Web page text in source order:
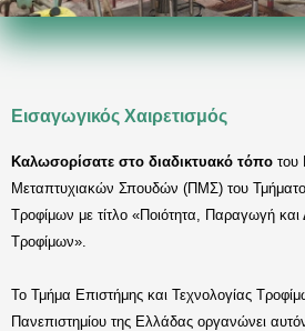
Εισαγωγικός Χαιρετισμός
Καλωσορίσατε στο διαδικτυακό τόπο του
Μεταπτυχιακών Σπουδών (ΠΜΣ) του
Τροφίμων με τίτλο «Ποιότητα, Παραγωγή και
Τροφίμων».
Το Τμήμα Επιστήμης και Τεχνολογίας
Πανεπιστημίου της Ελλάδας οργανώνει